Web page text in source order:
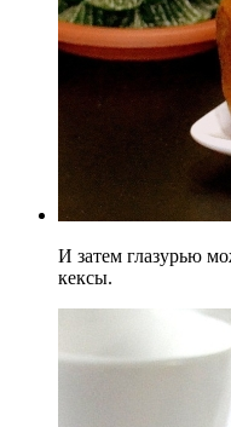
И затем глазурью
кексы.